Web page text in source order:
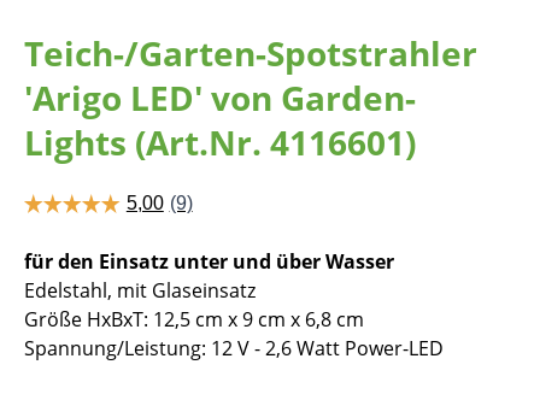
Teich-/Garten-Spotstrahler
'Arigo LED' von Garden-
Lights (Art.Nr. 4116601)
für den Einsatz unter und über Wasser
Edelstahl, mit Glaseinsatz
Größe HxBxT: 12,5 cm x 9 cm x 6,8 cm
Spannung/Leistung: 12 V - 2,6 Watt Power-LED